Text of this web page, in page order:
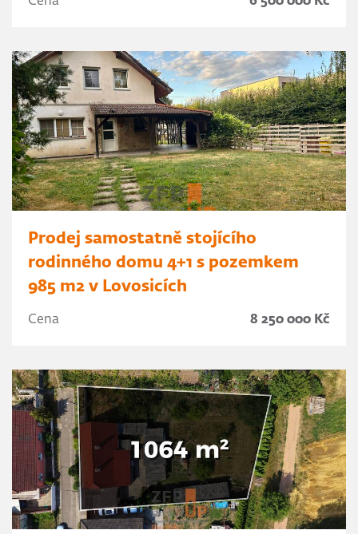
Prodej samostatně stojícího
rodinného domu 4+1 s pozemkem
985 m2 v Lovosicích
Cena 8 250 000 Kč